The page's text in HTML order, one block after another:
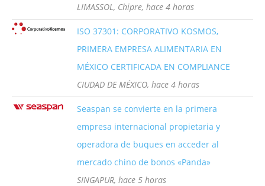
LIMASSOL, Chipre, hace 4 horas
ISO 37301: CORPORATIVO KOSMOS,
PRIMERA EMPRESA ALIMENTARIA EN
MÉXICO CERTIFICADA EN COMPLIANCE
CIUDAD DE MÉXICO, hace 4 horas
Seaspan se convierte en la primera
empresa internacional propietaria y
operadora de buques en acceder al
mercado chino de bonos «Panda»
SINGAPUR, hace 5 horas